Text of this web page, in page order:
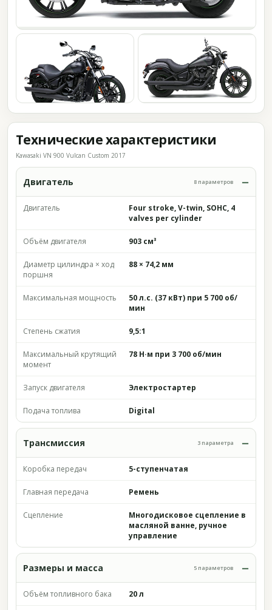
Технические характеристики
Kawasaki VN 900 Vulcan Custom 2017
Двигатель 8 параметров
Двигатель
Four stroke, V-twin, SOHC, 4
valves per cylinder
Объём двигателя 903 см³
Диаметр цилиндра × ход
поршня
88 × 74,2 мм
Максимальная мощность
50 л.с. (37 кВт) при 5 700 об/
мин
Степень сжатия 9,5:1
Максимальный крутящий
момент
78 Н·м при 3 700 об/мин
Запуск двигателя Электростартер
Подача топлива Digital
Трансмиссия 3 параметра
Коробка передач 5-ступенчатая
Главная передача Ремень
Сцепление
Многодисковое сцепление в
масляной ванне, ручное
управление
Размеры и масса 5 параметров
Объём топливного бака 20 л